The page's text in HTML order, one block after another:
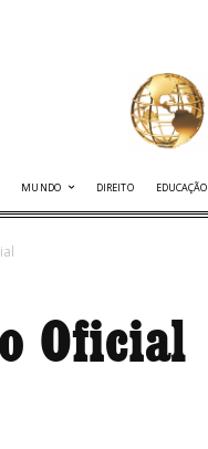
MUNDO DIREITO EDUCAÇÃO
Oficial